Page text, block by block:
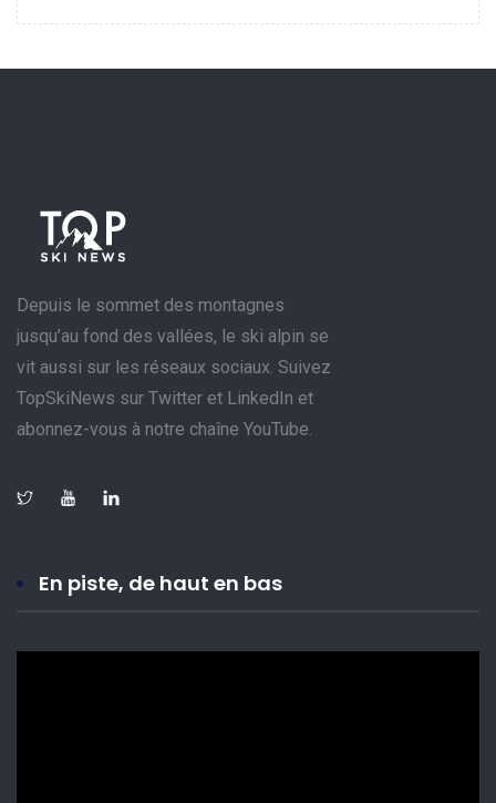
Depuis le sommet des montagnes
jusqu’au fond des vallées, le ski alpin se
vit aussi sur les réseaux sociaux. Suivez
TopSkiNews sur Twitter et LinkedIn et
abonnez-vous à notre chaîne YouTube.
En piste, de haut en bas